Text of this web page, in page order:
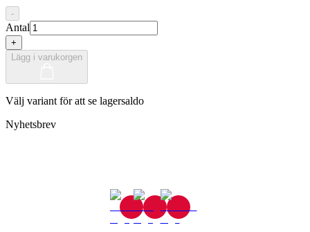
-
Antal
+
Lägg i varukorgen
Välj variant för att se lagersaldo
Nyhetsbrev